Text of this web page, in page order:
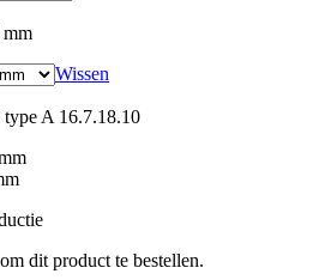
mm
Wissen
type A 16.7.18.10
dit product te bestellen.